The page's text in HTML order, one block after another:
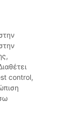
control,